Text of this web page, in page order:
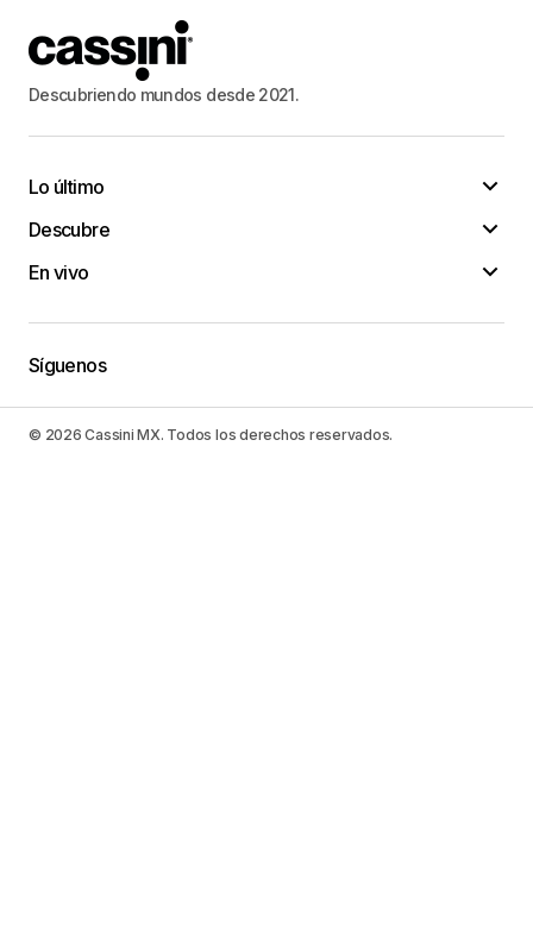
Descubriendo mundos desde 2021.
Lo último
Descubre
En vivo
Síguenos
© 2026 Cassini MX. Todos los derechos reservados.